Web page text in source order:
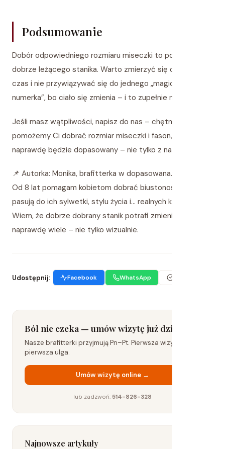
Podsumowanie
Dobór odpowiedniego rozmiaru miseczki to podstawa
dobrze leżącego stanika. Warto zmierzyć się co jakiś
czas i nie przywiązywać się do jednego „magicznego
numerka”, bo ciało się zmienia – i to zupełnie naturalne.
Jeśli masz wątpliwości, napisz do nas – chętnie
pomożemy Ci dobrać rozmiar miseczki i fason, który
naprawdę będzie dopasowany – nie tylko z nazwy 😉
📌 Autorka: Monika, brafitterka w dopasowana.vsdev.pl/
Od 8 lat pomagam kobietom dobrać biustonosze, które
pasują do ich sylwetki, stylu życia i… realnych kształtów.
Wiem, że dobrze dobrany stanik potrafi zmienić
naprawdę wiele – nie tylko wizualnie.
Udostępnij: Facebook WhatsApp
Ból nie czeka — umów wizytę już dziś
Nasze brafitterki przyjmują Pn–Pt. Pierwsza wizyta to już
pierwsza ulga.
Umów wizytę online →
lub zadzwoń: 514-826-328
Najnowsze artykuły